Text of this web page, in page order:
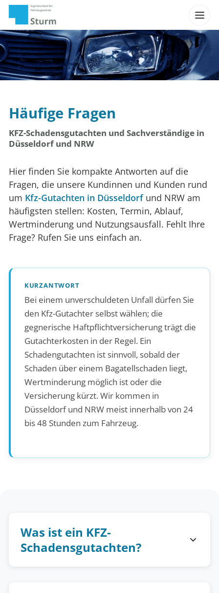
Häufige Fragen
KFZ-Schadensgutachten und Sachverständige in
Düsseldorf und NRW
Hier finden Sie kompakte Antworten auf die
Fragen, die unsere Kundinnen und Kunden rund
um Kfz-Gutachten in Düsseldorfund NRW am
häufigsten stellen: Kosten, Termin, Ablauf,
Wertminderung und Nutzungsausfall. Fehlt Ihre
Frage? Rufen Sie uns einfach an.
KURZANTWORT
Bei einem unverschuldeten Unfall dürfen Sie
den Kfz-Gutachter selbst wählen; die
gegnerische Haftpflichtversicherung trägt die
Gutachterkosten in der Regel. Ein
Schadengutachten ist sinnvoll, sobald der
Schaden über einem Bagatellschaden liegt,
Wertminderung möglich ist oder die
Versicherung kürzt. Wir kommen in
Düsseldorf und NRW meist innerhalb von 24
bis 48 Stunden zum Fahrzeug.
Was ist ein KFZ-
Schadensgutachten?